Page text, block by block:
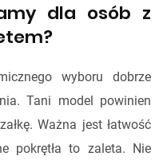
dla osób z
wyboru dobrze
Tani model powinien
Ważna jest łatwość
pokrętła to zaleta. Nie